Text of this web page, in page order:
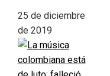
25 de diciembre
de 2019